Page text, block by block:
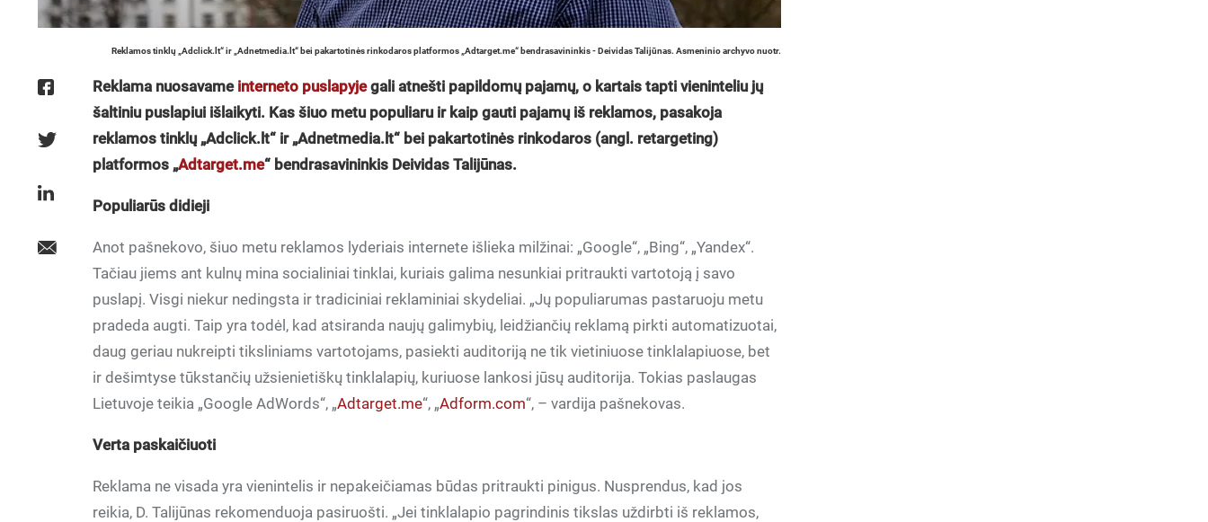
Reklamos tinklų „Adclick.lt“ ir „Adnetmedia.lt“ bei pakartotinės rinkodaros platformos „Adtarget.me“ bendrasavininkis - Deividas Talijūnas. Asmeninio archyvo nuotr.
Reklama nuosavame interneto puslapyjegali atnešti papildomų pajamų, o kartais tapti vieninteliu jų
šaltiniu puslapiui išlaikyti. Kas šiuo metu populiaru ir kaip gauti pajamų iš reklamos, pasakoja
reklamos tinklų „Adclick.lt“ ir „Adnetmedia.lt“ bei pakartotinės rinkodaros (angl. retargeting)
platformos „Adtarget.me“ bendrasavininkis Deividas Talijūnas.
Populiarūs didieji
Anot pašnekovo, šiuo metu reklamos lyderiais internete išlieka milžinai: „Google“, „Bing“, „Yandex“.
Tačiau jiems ant kulnų mina socialiniai tinklai, kuriais galima nesunkiai pritraukti vartotoją į savo
puslapį. Visgi niekur nedingsta ir tradiciniai reklaminiai skydeliai. „Jų populiarumas pastaruoju metu
pradeda augti. Taip yra todėl, kad atsiranda naujų galimybių, leidžiančių reklamą pirkti automatizuotai,
daug geriau nukreipti tiksliniams vartotojams, pasiekti auditoriją ne tik vietiniuose tinklalapiuose, bet
ir dešimtyse tūkstančių užsienietiškų tinklalapių, kuriuose lankosi jūsų auditorija. Tokias paslaugas
Lietuvoje teikia „Google AdWords“, „Adtarget.me“, „Adform.com“, – vardija pašnekovas.
Verta paskaičiuoti
Reklama ne visada yra vienintelis ir nepakeičiamas būdas pritraukti pinigus. Nusprendus, kad jos
reikia, D. Talijūnas rekomenduoja pasiruošti. „Jei tinklalapio pagrindinis tikslas uždirbti iš reklamos,